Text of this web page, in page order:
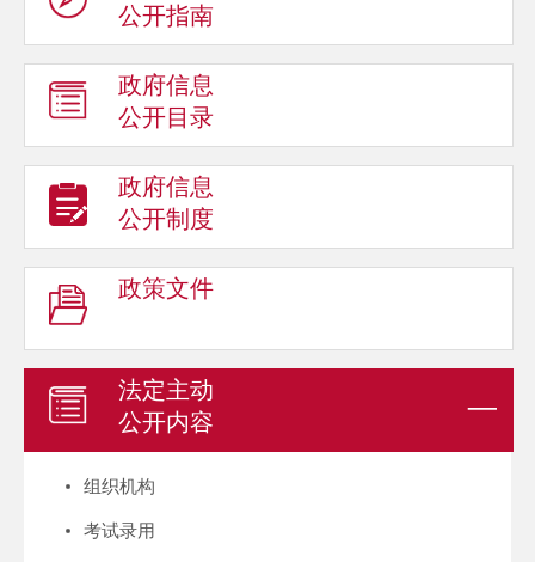
公开指南
政府信息
公开目录
政府信息
公开制度
政策文件
法定主动
公开内容
组织机构
考试录用